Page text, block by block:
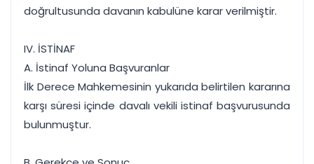
doğrultusunda davanın kabulüne karar verilmiştir.
IV. İSTİNAF
A. İstinaf Yoluna Başvuranlar
İlk Derece Mahkemesinin yukarıda belirtilen kararına
karşı süresi içinde davalı vekili istinaf başvurusunda
bulunmuştur.